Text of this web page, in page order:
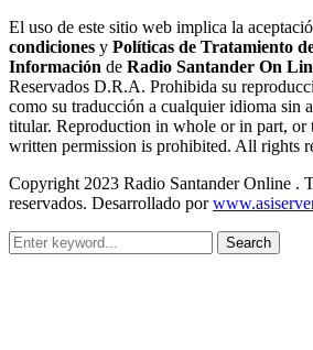
El uso de este sitio web implica la
condiciones y Políticas de Tratamiento
Información de Radio Santander On
Reservados D.R.A. Prohibida su
como su traducción a cualquier idioma sin
titular. Reproduction in whole or in part, or
written permission is prohibited. All rights
Copyright 2023 Radio Santander Online .
reservados. Desarrollado por
Search